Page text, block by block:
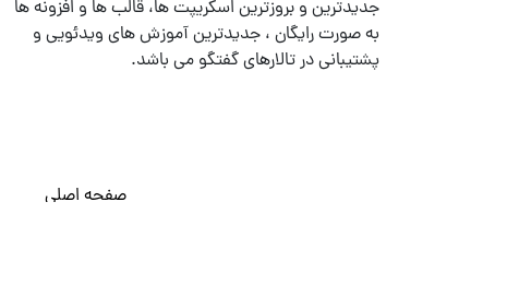
جدیدترین و بروزترین اسکریپت ها، قالب ها و افزونه ها
به صورت رایگان ، جدیدترین آموزش های ویدئویی و
پشتیبانی در تالارهای گفتگو می باشد.
صفحه اصلی